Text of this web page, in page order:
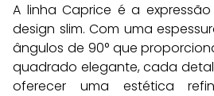
A linha Caprice é a
design slim. Com uma
ângulos de 90° que
quadrado elegante, cada
oferecer uma estética